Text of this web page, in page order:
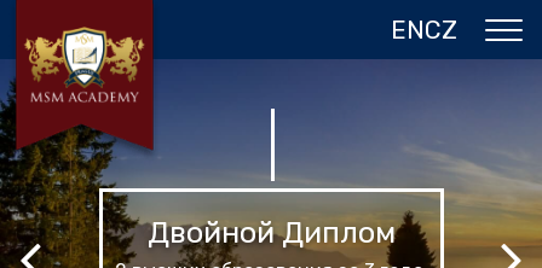
ENCZ
О НАС
ЧЕХИЯ
ПРОГРАММЫ В ПРАГЕ
ОТЗЫВЫ Лето в Праге